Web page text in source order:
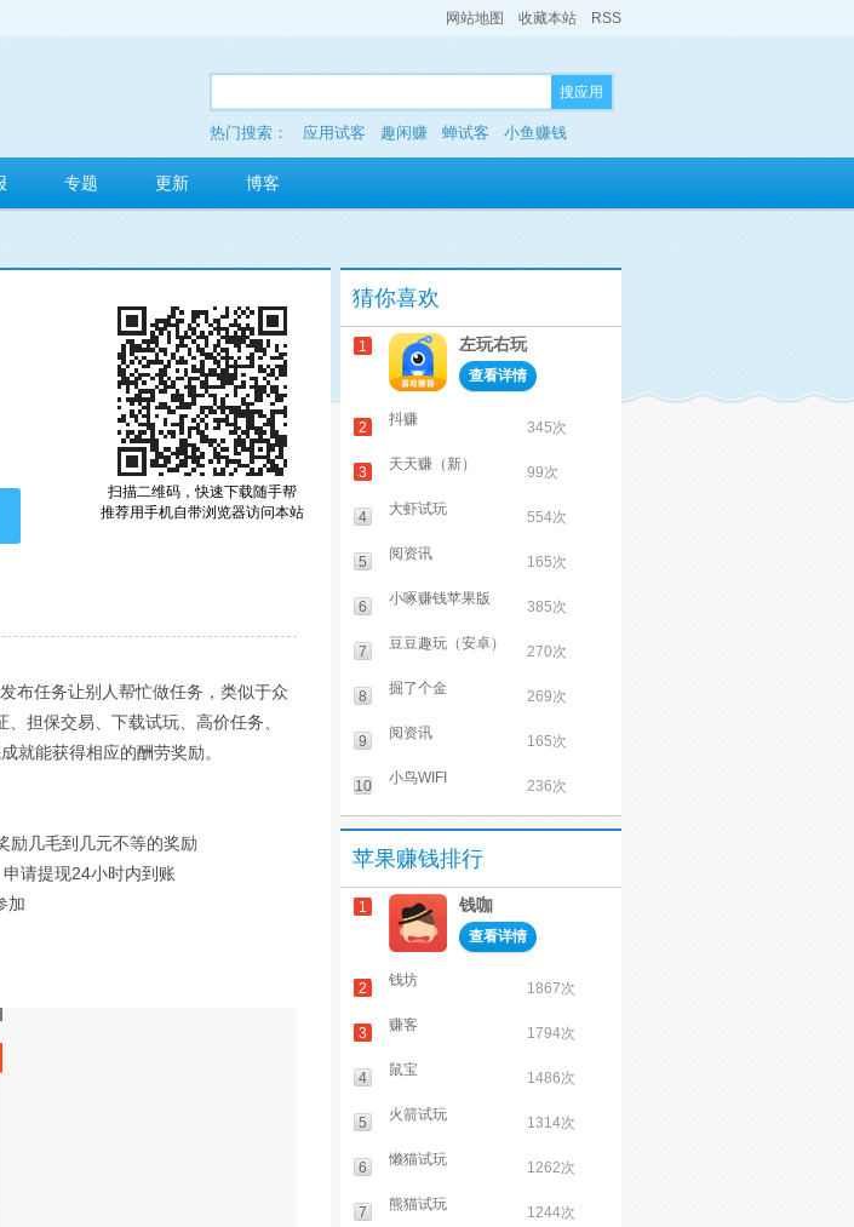
网站地图 收藏本站 RSS
搜应用
热门搜索： 应用试客 趣闲赚 蝉试客 小鱼赚钱
多玩红包
专题 更新 博客
扫描二维码，快速下载随手帮
推荐用手机自带浏览器访问本站
布任务让别人帮忙做任务，类似于众
担保交易、下载试玩、高价任务、
就能获得相应的酬劳奖励。
励几毛到几元不等的奖励
请提现24小时内到账
加
猜你喜欢
1 左玩右玩
查看详情
2 抖赚 345次
3 天天赚（新） 99次
4 大虾试玩 554次
5 阅资讯 165次
6 小啄赚钱苹果版 385次
7 豆豆趣玩（安卓） 270次
8 掘了个金 269次
9 阅资讯 165次
10 小鸟WIFI 236次
苹果赚钱排行
1 钱咖
查看详情
2 钱坊 1867次
3 赚客 1794次
4 鼠宝 1486次
5 火箭试玩 1314次
6 懒猫试玩 1262次
7 熊猫试玩 1244次